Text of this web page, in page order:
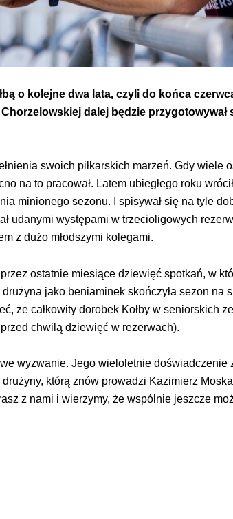
o kolejne dwa lata, czyli do końca
dalej będzie przygotowywał
swoich piłkarskich marzeń. Gdy wiele
na to pracował. Latem ubiegłego roku
minionego sezonu. I spisywał się na tyle
udanymi występami w trzecioligowych
z dużo młodszymi kolegami.
ostatnie miesiące dziewięć spotkań, w
jako beniaminek skończyła sezon
że całkowity dorobek Kołby w seniorskich
chwilą dziewięć w rezerwach).
wyzwanie. Jego wieloletnie
którą znów prowadzi Kazimierz
z nami i wierzymy, że wspólnie jeszcze